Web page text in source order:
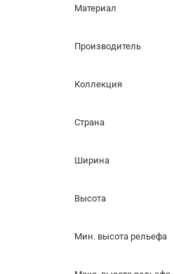
Материал
Производитель
Коллекция
Страна
Ширина
Высота
Мин. высота рельефа